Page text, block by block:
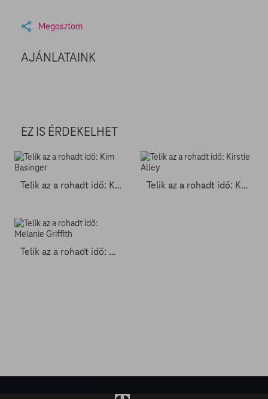
Megosztom
AJÁNLATAINK
EZ IS ÉRDEKELHET
Telik az a rohadt idő: Kim Basinger Telik az a rohadt idő: Kirstie Alley
Telik az a rohadt idő: Melanie Griffith